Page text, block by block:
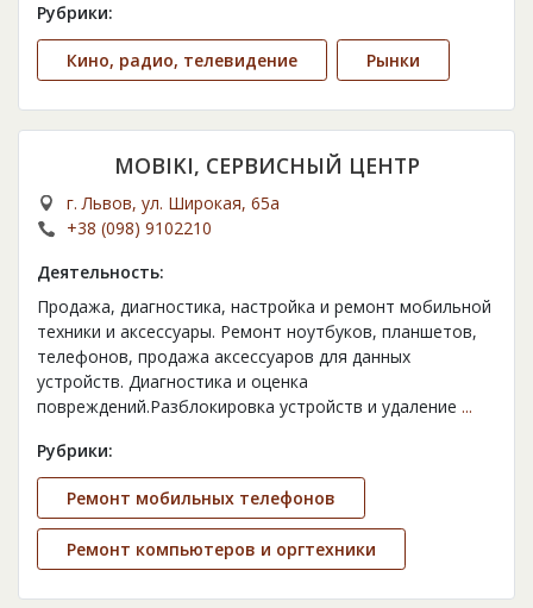
Рубрики:
Кино, радио, телевидение Рынки
MOBIKI, СЕРВИСНЫЙ ЦЕНТР
г. Львов, ул. Широкая, 65а
+38 (098) 9102210
Деятельность:
Продажа, диагностика, настройка и ремонт мобильной
техники и аксессуары. Ремонт ноутбуков, планшетов,
телефонов, продажа аксессуаров для данных
устройств. Диагностика и оценка
повреждений.Разблокировка устройств и удаление ...
Рубрики:
Ремонт мобильных телефонов
Ремонт компьютеров и оргтехники